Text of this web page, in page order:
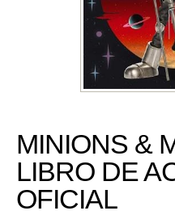
MINIONS &
LIBRO DE
OFICIAL